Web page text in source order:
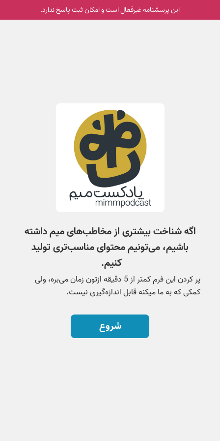
این پرسشنامه غیر‌فعال است و امکان ثبت پاسخ ندارد.
اگه شناخت بیشتری از مخاطب‌های میم داشته
باشیم، می‌تونیم محتوای مناسب‌تری تولید
کنیم.
پر کردن این فرم کمتر از 5 دقیقه ازتون زمان می‌بره، ولی
کمکی که به ما میکنه قابل اندازه‌گیری نیست.
شروع